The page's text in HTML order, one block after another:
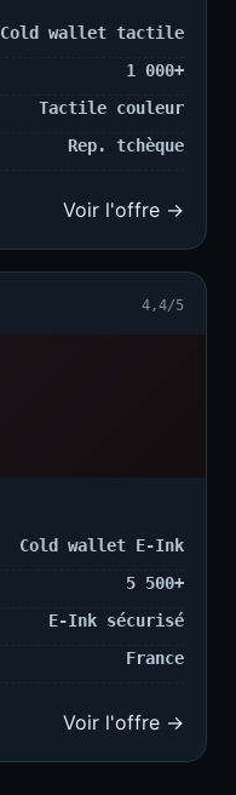
Cold wallet tactile
1 000+
Tactile couleur
Rep. tchèque
Voir l'offre →
4,4/5
Cold wallet E-Ink
5 500+
E-Ink sécurisé
France
Voir l'offre →